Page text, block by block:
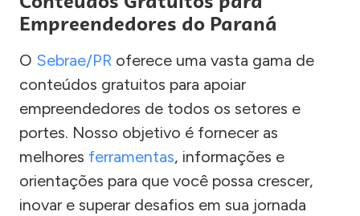
Empreendedores do Paraná
O Sebrae/PR oferece uma vasta gama de
conteúdos gratuitos para apoiar
empreendedores de todos os setores e
portes. Nosso objetivo é fornecer as
melhores ferramentas, informações e
orientações para que você possa crescer,
inovar e superar desafios em sua jornada